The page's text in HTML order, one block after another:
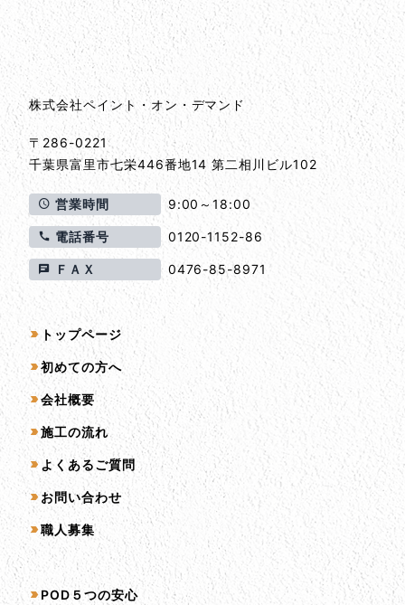
会社情報とサイトマップ
会社情報
株式会社ペイント・オン・デマンド
〒286-0221
千葉県富里市七栄446番地14 第二相川ビル102
営業時間 9:00～18:00
電話番号 0120-1152-86
ＦＡＸ 0476-85-8971
サイトマップ
トップページ
初めての方へ
会社概要
施工の流れ
よくあるご質問
お問い合わせ
職人募集
サービス一覧
POD５つの安心